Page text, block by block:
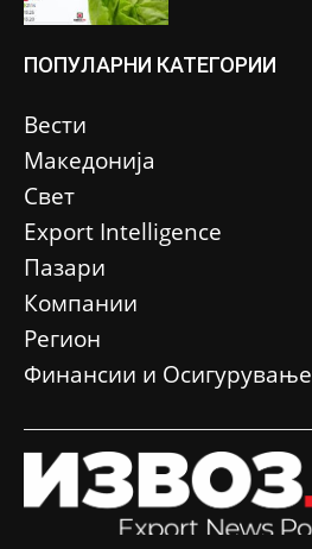
ПОПУЛАРНИ КАТЕГОРИИ
Вести
Македонија
Свет
Еxport Intelligence
Пазари
Компании
Регион
Финансии и Осигурување